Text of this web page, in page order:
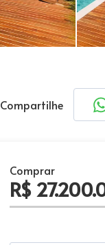
Compartilhe
Comprar
R$